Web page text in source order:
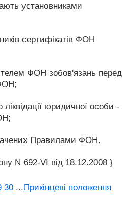
установниками
сертифікатів ФОН
ФОН зобов'язань перед
юридичної особи -
Правилами ФОН.
N 692-VI від 18.12.2008 }
30 ...Прикінцеві положення